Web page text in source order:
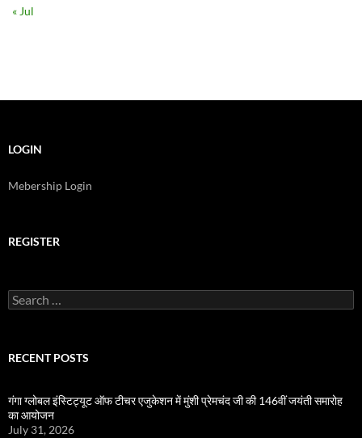
« Jul
LOGIN
Mebership Login
REGISTER
Search
for:
RECENT POSTS
गंगा ग्लोबल इंस्टिट्यूट ऑफ टीचर एजुकेशन में मुंशी प्रेमचंद जी की 146वीं जयंती समारोह
का आयोजन
July 31, 2026